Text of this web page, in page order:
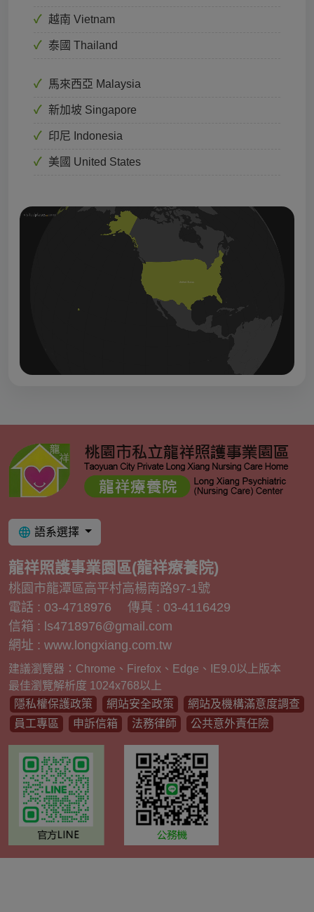
越南 Vietnam
泰國 Thailand
馬來西亞 Malaysia
新加坡 Singapore
印尼 Indonesia
美國 United States
語系選擇
龍祥照護事業園區(龍祥療養院)
桃園市龍潭區高平村高楊南路97-1號
電話 : 03-4718976 傳真 : 03-4116429
信箱 : ls4718976@gmail.com
網址 : www.longxiang.com.tw
建議瀏覽器：Chrome、Firefox、Edge、IE9.0以上版本
最佳瀏覽解析度 1024x768以上
隱私權保護政策
網站安全政策
網站及機構滿意度調查
員工專區
申訴信箱 法務律師 公共意外責任險